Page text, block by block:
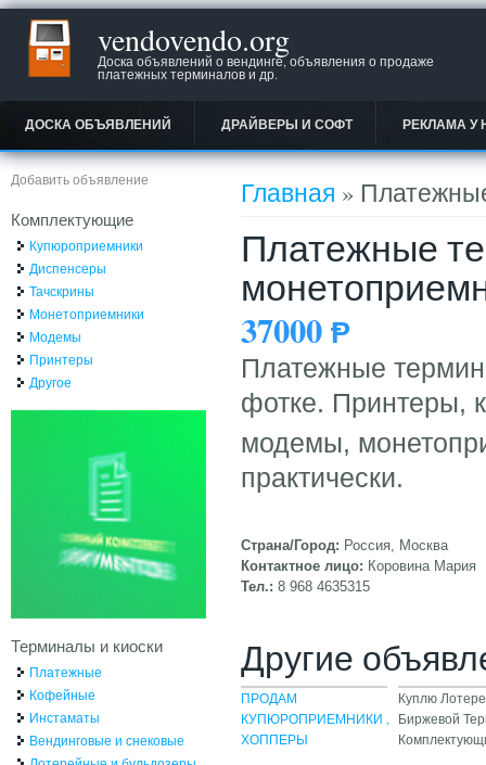
vendovendo.org
Доска объявлений о вендинге, объявления о продаже
платежных терминалов и др.
ДОСКА ОБЪЯВЛЕНИЙ ДРАЙВЕРЫ И СОФТ РЕКЛАМА У
Вы здесь
Главная »
Платежные
37000 Ᵽ
Платежные
фотке. Принтеры,
модемы,
практически.
Страна/Город: Россия, Москва
Контактное лицо: Коровина Мария
Тел.: 8 968 4635315
Другие
ПРОДАМ
КУПЮРОПРИЕМНИКИ ,
ХОППЕРЫ
Куплю
Биржевой
Добавить объявление
Комплектующие
Купюроприемники
Диспенсеры
Тачскрины
Монетоприемники
Модемы
Принтеры
Другое
Терминалы и киоски
Платежные
Кофейные
Инстаматы
Вендинговые и снековые